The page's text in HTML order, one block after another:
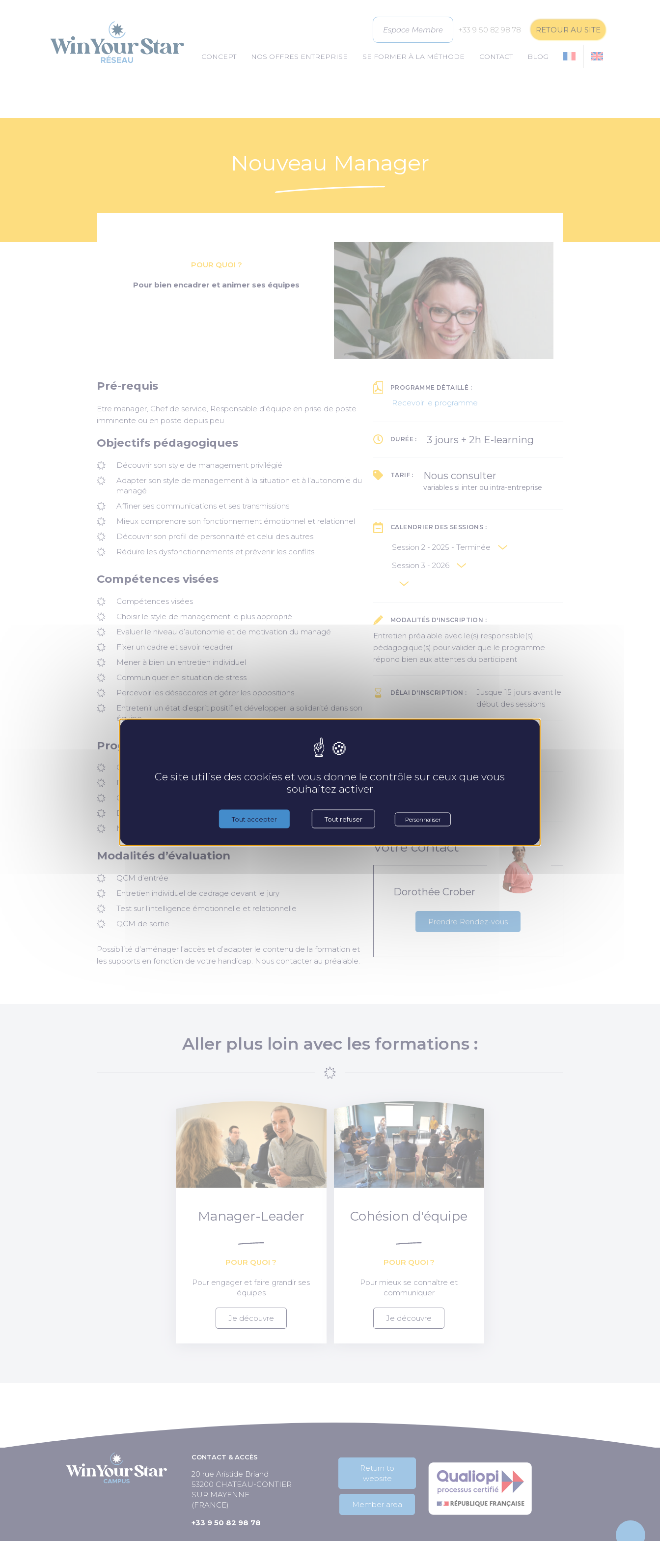
Espace Membre +33 9 50 82 98 78 RETOUR AU SITE
CONCEPT NOS OFFRES ENTREPRISE SE FORMER À LA MÉTHODE CONTACT BLOG
Nouveau Manager
POUR QUOI ?
Pour bien encadrer et animer ses équipes
Pré-requis
Etre manager, Chef de service, Responsable d’équipe en prise de poste
imminente ou en poste depuis peu
Objectifs pédagogiques
Découvrir son style de management privilégié
Adapter son style de management à la situation et à l’autonomie du
managé
Affiner ses communications et ses transmissions
Mieux comprendre son fonctionnement émotionnel et relationnel
Découvrir son profil de personnalité et celui des autres
Réduire les dysfonctionnements et prévenir les conflits
Compétences visées
Compétences visées
Choisir le style de management le plus approprié
Evaluer le niveau d’autonomie et de motivation du managé
Fixer un cadre et savoir recadrer
Mener à bien un entretien individuel
Communiquer en situation de stress
Percevoir les désaccords et gérer les oppositions
Entretenir un état d’esprit positif et développer la solidarité dans son
équipe
Programme
Comprendre le management
Définir les rôles et missions du manager
Cocréer les conditions d’une relation de confiance
Découvrir les profils de personnalité
Mener à bien un entretien individuel
Modalités d’évaluation
QCM d’entrée
Entretien individuel de cadrage devant le jury
Test sur l’intelligence émotionnelle et relationnelle
QCM de sortie
Possibilité d’aménager l’accès et d’adapter le contenu de la formation et
les supports en fonction de votre handicap. Nous contacter au préalable.
PROGRAMME DÉTAILLÉ :
Recevoir le programme
DURÉE : 3 jours + 2h E-learning
TARIF : Nous consulter
variables si inter ou intra-entreprise
CALENDRIER DES SESSIONS :
Session 2 - 2025 - Terminée
18 avril
23 mai
Session 3 - 2026
MODALITÉS D'INSCRIPTION :
Entretien préalable avec le(s) responsable(s)
pédagogique(s) pour valider que le programme
répond bien aux attentes du participant
DÉLAI D'INSCRIPTION :
Jusque 15 jours avant le
début des sessions
SATISFACTION DU SUIVI :
Votre contact
Dorothée Crober
Prendre Rendez-vous
Aller plus loin avec les formations :
Manager-Leader
POUR QUOI ?
Pour engager et faire grandir ses
équipes
Je découvre
Cohésion d'équipe
POUR QUOI ?
Pour mieux se connaître et
communiquer
Je découvre
CONTACT & ACCÈS
20 rue Aristide Briand
53200 CHATEAU-GONTIER
SUR MAYENNE
(FRANCE)
+33 9 50 82 98 78
Return to
website
Member area
Ce site utilise des cookies et vous donne le contrôle sur ceux que vous
souhaitez activer
Tout accepter Tout refuser Personnaliser